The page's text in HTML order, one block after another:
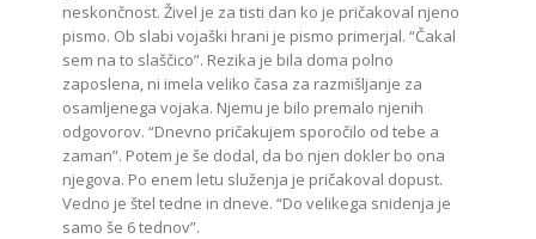
neskončnost. Živel je za tisti dan ko je pričakoval njeno
pismo. Ob slabi vojaški hrani je pismo primerjal. “Čakal
sem na to slaščico”. Rezika je bila doma polno
zaposlena, ni imela veliko časa za razmišljanje za
osamljenega vojaka. Njemu je bilo premalo njenih
odgovorov. “Dnevno pričakujem sporočilo od tebe a
zaman”. Potem je še dodal, da bo njen dokler bo ona
njegova. Po enem letu služenja je pričakoval dopust.
Vedno je štel tedne in dneve. “Do velikega snidenja je
samo še 6 tednov”.